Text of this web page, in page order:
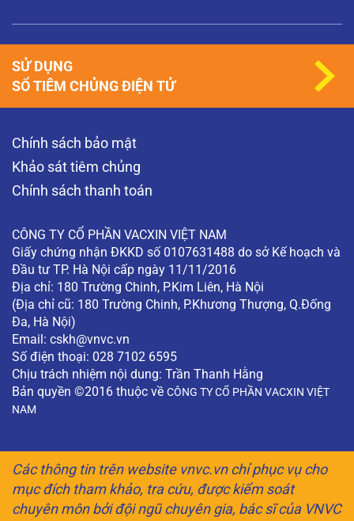
Chính sách bảo mật
Khảo sát tiêm chủng
Chính sách thanh toán
CÔNG TY CỔ PHẦN VACXIN VIỆT NAM
Giấy chứng nhận ĐKKD số 0107631488 do sở Kế hoạch và
Đầu tư TP. Hà Nội cấp ngày 11/11/2016
Địa chỉ: 180 Trường Chinh, P.Kim Liên, Hà Nội
(Địa chỉ cũ: 180 Trường Chinh, P.Khương Thượng, Q.Đống
Đa, Hà Nội)
Email: cskh@vnvc.vn
Số điện thoại: 028 7102 6595
Chịu trách nhiệm nội dung: Trần Thanh Hằng
Bản quyền ©2016 thuộc về CÔNG TY CỔ PHẦN VACXIN VIỆT
NAM
SỬ DỤNG
SỔ TIÊM CHỦNG ĐIỆN TỬ
Các thông tin trên website vnvc.vn chỉ phục vụ cho
mục đích tham khảo, tra cứu, được kiểm soát
chuyên môn bởi đội ngũ chuyên gia, bác sĩ của VNVC